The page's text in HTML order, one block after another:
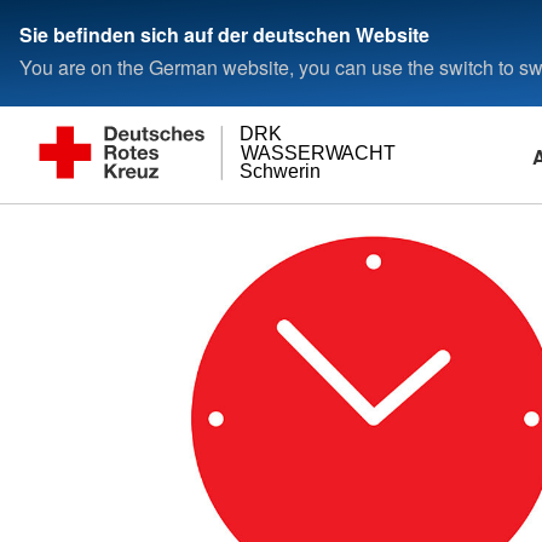
Sie befinden sich auf der deutschen Website
You are on the German website, you can use the switch to
Schwerin
WASSERWACHT
DRK
Schwimmen lernen
Am Wasser
Rot-Kreuz-Kurs für
Kleiner Lebensretter
Kurs-Termine für
Satzung DRK Kreisverband
Das DRK
Auftrag
Geschichte
Hilfe als Ehren-Amt
Unterstützen Sie